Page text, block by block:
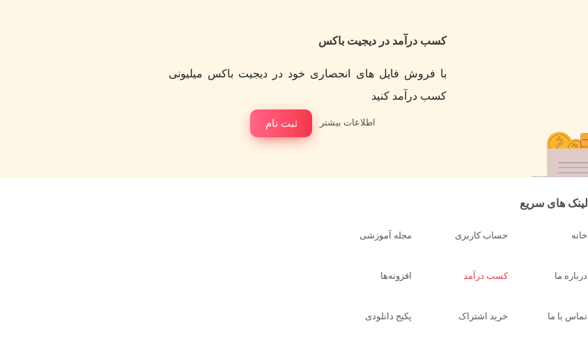
کسب درآمد در دیجیت باکس
با فروش فایل های انحصاری خود در دیجیت باکس میلیونی
کسب درآمد کنید
ثبت نام اطلاعات بیشتر
لینک های سریع
خانه
درباره ما
تماس با ما
حساب کاربری
کسب درآمد
خرید اشتراک
مجله آموزشی
افزونه‌ها
پکیج دانلودی